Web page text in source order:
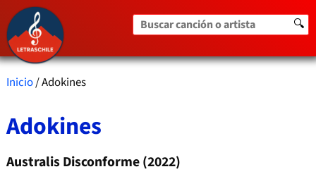
Buscar canción o artista 🔍
Inicio/ Adokines
Adokines
Australis Disconforme (2022)